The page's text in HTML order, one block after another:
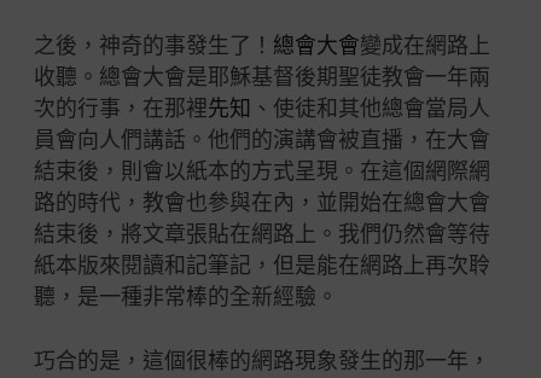
之後，神奇的事發生了！ 總會大會變成在網路上
收聽。總會大會是耶穌基督後期聖徒教會一年兩
次的行事，在那裡先知 、使徒和其他總會當局人
員會向人們講話。他們的演講會被直播，在大會
結束後，則會以紙本的方式呈現。在這個網際網
路的時代，教會也參與在內，並開始在總會大會
結束後，將文章張貼在網路上。我們仍然會等待
紙本版來閱讀和記筆記，但是能在網路上再次聆
聽，是一種非常棒的全新經驗。
巧合的是，這個很棒的網路現象發生的那一年，